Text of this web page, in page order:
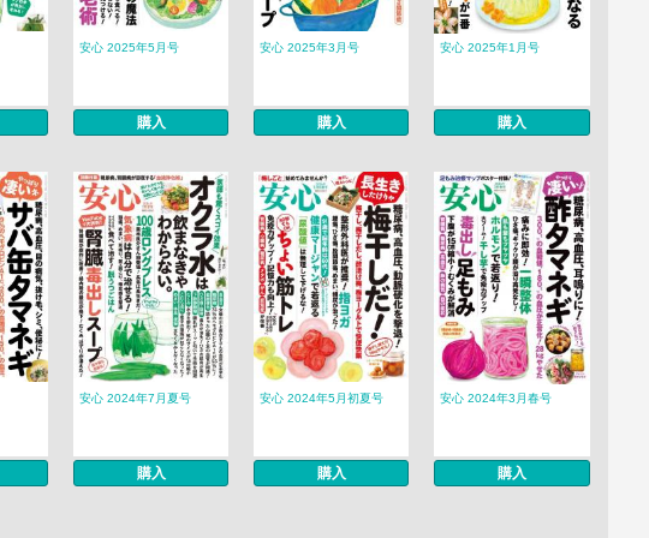
安心 2025年5月号
購入
安心 2025年3月号
購入
安心 2025年1月号
購入
安心 2024年7月夏号
購入
安心 2024年5月初夏号
購入
安心 2024年3月春号
購入